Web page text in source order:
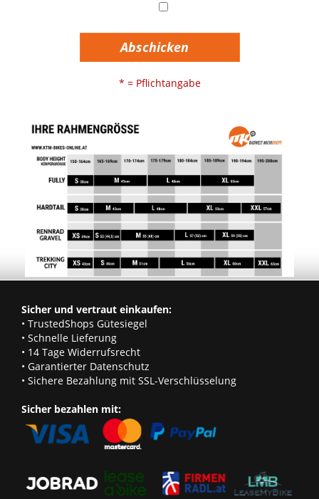
Abschicken
* = Pflichtangabe
Sicher und vertraut einkaufen:
• TrustedShops Gütesiegel
• Schnelle Lieferung
• 14 Tage Widerrufsrecht
• Garantierter Datenschutz
• Sichere Bezahlung mit SSL-Verschlüsselung
Sicher bezahlen mit: